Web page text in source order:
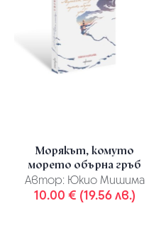
Морякът, комуто
морето обърна гръб
Автор: Юкио Мишима
10.00 € (19.56 лв.)